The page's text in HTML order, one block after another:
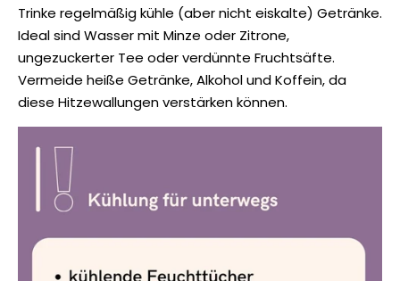
Trinke regelmäßig kühle (aber nicht eiskalte) Getränke.
Ideal sind Wasser mit Minze oder Zitrone,
ungezuckerter Tee oder verdünnte Fruchtsäfte.
Vermeide heiße Getränke, Alkohol und Koffein, da
diese Hitzewallungen verstärken können.